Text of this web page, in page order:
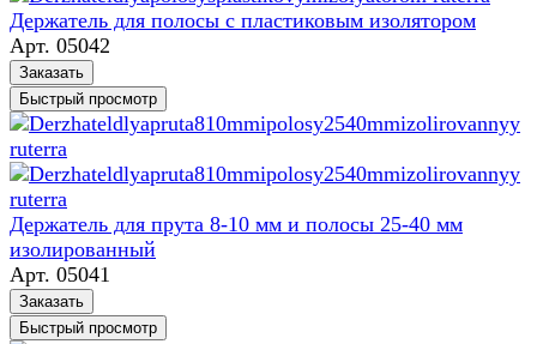
Держатель для полосы с пластиковым изолятором
Арт. 05042
Заказать
Быстрый просмотр
Держатель для прута 8-10 мм и полосы 25-40 мм
изолированный
Арт. 05041
Заказать
Быстрый просмотр